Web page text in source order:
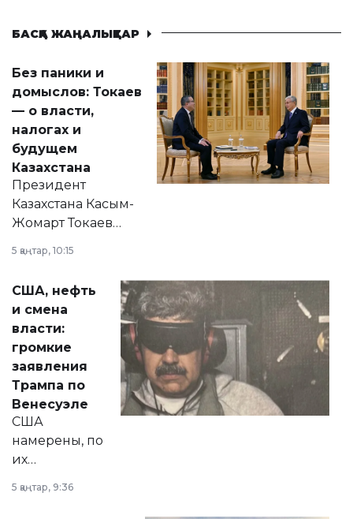
БАСҚА ЖАҢАЛЫҚТАР
Без паники и
домыслов: Токаев
— о власти,
налогах и
будущем
Казахстана
Президент
Казахстана Касым-
Жомарт Токаев
сразу несколько
актуальных тем —
от слухов о
политических
реформах до
вопросов армии,
экономики и
личного здоровья.
5 қаңтар, 10:15
США, нефть
и смена
власти:
громкие
заявления
Трампа по
Венесуэле
США
намерены, по
их
принести
5 қаңтар, 9:36